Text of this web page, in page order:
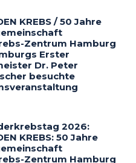
KREBS / 50 Jahre
Zentrum Hamburg
Erster
Dr. Peter
besuchte
2026:
KREBS: 50 Jahre
Zentrum Hamburg